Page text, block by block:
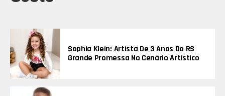
Sophia Klein: Artista De 3 Anos Do RS
Grande Promessa No Cenário Artístico